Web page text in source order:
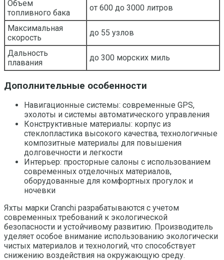
Объем
топливного бака
от 600 до 3000 литров
Максимальная
скорость
до 55 узлов
Дальность
плавания
до 300 морских миль
Дополнительные особенности
Навигационные системы: современные GPS,
эхолоты и системы автоматического управления
Конструктивные материалы: корпус из
стеклопластика высокого качества, технологичные
композитные материалы для повышения
долговечности и легкости
Интерьер: просторные салоны с использованием
современных отделочных материалов,
оборудованные для комфортных прогулок и
ночевки
Яхты марки Cranchi разрабатываются с учетом
современных требований к экологической
безопасности и устойчивому развитию. Производитель
уделяет особое внимание использованию экологически
чистых материалов и технологий, что способствует
снижению воздействия на окружающую среду.